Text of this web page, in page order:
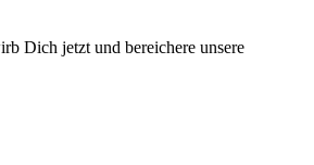
Dich jetzt und ­bereichere unsere